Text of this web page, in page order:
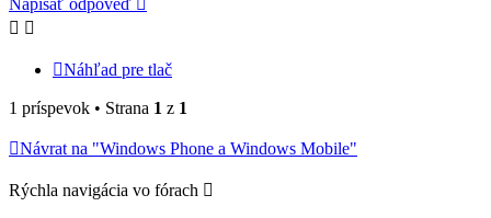
Napísať odpoveď
Náhľad pre tlač
1 príspevok • Strana 1 z 1
Návrat na "Windows Phone a Windows Mobile"
Rýchla navigácia vo fórach